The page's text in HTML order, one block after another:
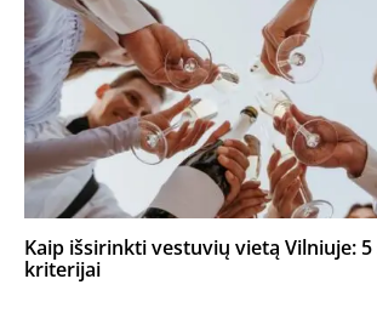
Kaip išsirinkti vestuvių vietą Vilniuje:
kriterijai